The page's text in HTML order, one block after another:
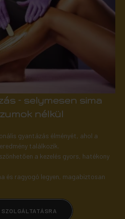
– selymesen sima
nélkül
gyantázás élményét, ahol a
találkozik.
a kezelés gyors, hatékony
és ragyogó legyen, magabiztosan